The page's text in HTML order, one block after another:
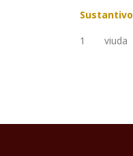
Sustantivo
1
viuda